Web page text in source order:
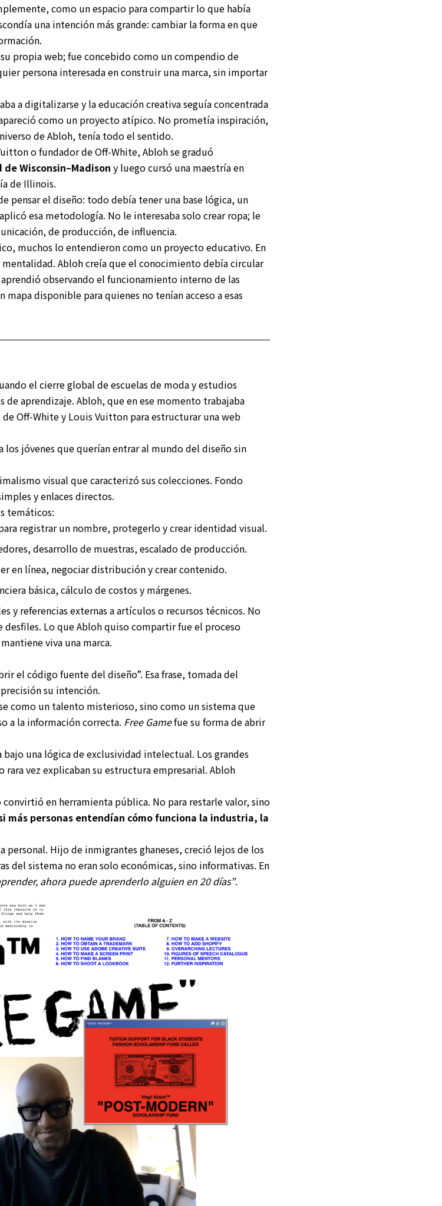
como un espacio para compartir lo que había
una intención más grande: cambiar la forma en que
propia web; fue concebido como un compendio de
persona interesada en construir una marca, sin importar
a digitalizarse y la educación creativa seguía concentrada
como un proyecto atípico. No prometía inspiración,
de Abloh, tenía todo el sentido.
o fundador de Off-White, Abloh se graduó
Wisconsin–Madison y luego cursó una maestría en
de Illinois.
pensar el diseño: todo debía tener una base lógica, un
esa metodología. No le interesaba solo crear ropa; le
de producción, de influencia.
muchos lo entendieron como un proyecto educativo. En
Abloh creía que el conocimiento debía circular
observando el funcionamiento interno de las
disponible para quienes no tenían acceso a esas
el cierre global de escuelas de moda y estudios
aprendizaje. Abloh, que en ese momento trabajaba
Off-White y Louis Vuitton para estructurar una web
los jóvenes que querían entrar al mundo del diseño sin
visual que caracterizó sus colecciones. Fondo
y enlaces directos.
temáticos:
registrar un nombre, protegerlo y crear identidad visual.
desarrollo de muestras, escalado de producción.
en línea, negociar distribución y crear contenido.
básica, cálculo de costos y márgenes.
y referencias externas a artículos o recursos técnicos. No
desfiles. Lo que Abloh quiso compartir fue el proceso
viva una marca.
el código fuente del diseño”. Esa frase, tomada del
su intención.
como un talento misterioso, sino como un sistema que
a la información correcta. Free Gamefue su forma de abrir
una lógica de exclusividad intelectual. Los grandes
vez explicaban su estructura empresarial. Abloh
en herramienta pública. No para restarle valor, sino
más personas entendían cómo funciona la industria, la
personal. Hijo de inmigrantes ghaneses, creció lejos de los
del sistema no eran solo económicas, sino informativas. En
ahora puede aprenderlo alguien en 20 días”.